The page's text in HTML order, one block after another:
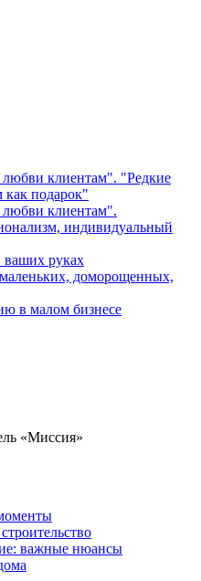
клиентам". "Редкие
подарок"
клиентам".
индивидуальный
ваших руках
доморощенных,
в малом бизнесе
«Миссия»
важные нюансы